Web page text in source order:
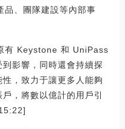
、團隊建設等內部事
有 Keystone 和 UniPass
影響，同時還會持續探
，致力于讓更多人能夠
，將數以億計的用戶引